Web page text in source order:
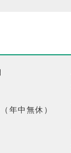
年中無休）